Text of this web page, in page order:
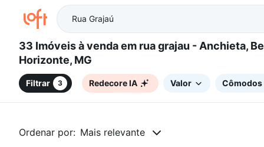
33 Imóveis à venda em rua grajau - Anchieta, Belo
Horizonte, MG
Filtrar 3 Redecore IA Valor Cômodos
Ordenar por: Mais relevante